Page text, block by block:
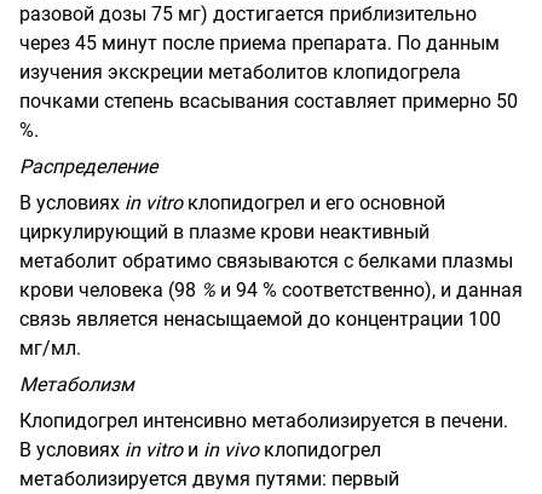
разовой дозы 75 мг) достигается приблизительно
через 45 минут после приема препарата. По данным
изучения экскреции метаболитов клопидогрела
почками степень всасывания составляет примерно 50
%.
Распределение
В условиях in vitro клопидогрел и его основной
циркулирующий в плазме крови неактивный
метаболит обратимо связываются с белками плазмы
крови человека (98 % и 94 % соответственно), и данная
связь является ненасыщаемой до концентрации 100
мг/мл.
Метаболизм
Клопидогрел интенсивно метаболизируется в печени.
В условиях in vitro и in vivo клопидогрел
метаболизируется двумя путями: первый